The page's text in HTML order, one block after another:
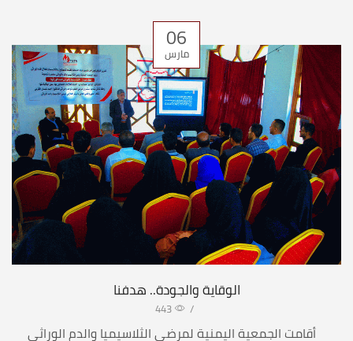
06
مارس
الوقاية والجودة.. هدفنا
/
443
أقامت الجمعية اليمنية لمرضى الثلاسيميا والدم الوراثي